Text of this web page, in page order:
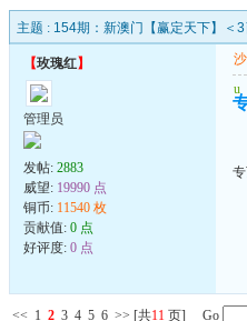
主题 : 154期：新澳门【赢定天下】＜
【玫瑰红】
管理员
发帖: 2883
威望: 19990 点
铜币: 11540 枚
贡献值: 0 点
好评度: 0 点
u
<< 1 2 3 4 5 6 >> [共11 页] Go